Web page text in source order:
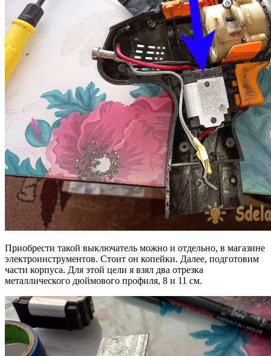
Приобрести такой выключатель можно и отдельно, в магазине
электроинструментов. Стоит он копейки. Далее, подготовим
части корпуса. Для этой цели я взял два отрезка
металлического дюймового профиля, 8 и 11 см.